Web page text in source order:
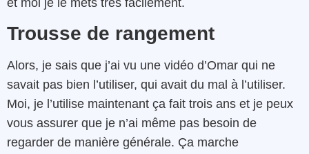
Trousse de rangement
Alors, je sais que j’ai vu une vidéo d’Omar qui ne
savait pas bien l’utiliser, qui avait du mal à l’utiliser.
Moi, je l’utilise maintenant ça fait trois ans et je peux
vous assurer que je n’ai même pas besoin de
regarder de manière générale. Ça marche